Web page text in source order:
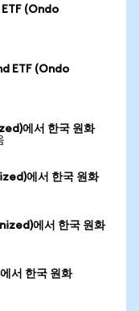
(Ondo
ETF (Ondo
에서 한국 원화
에서 한국 원화
에서 한국 원화
서 한국 원화